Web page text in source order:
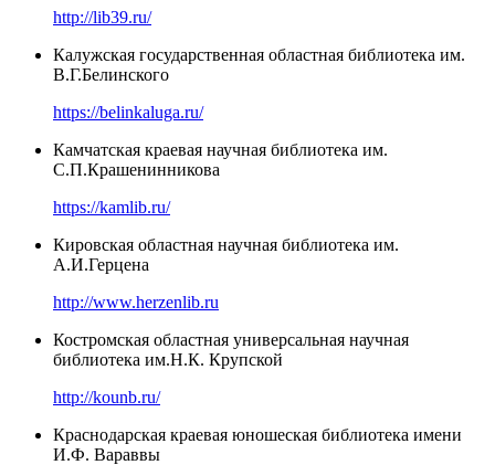
http://lib39.ru/
Калужская государственная областная библиотека им.
В.Г.Белинского
https://belinkaluga.ru/
Камчатская краевая научная библиотека им.
С.П.Крашенинникова
https://kamlib.ru/
Кировская областная научная библиотека им.
А.И.Герцена
http://www.herzenlib.ru
Костромская областная универсальная научная
библиотека им.Н.К. Крупской
http://kounb.ru/
Краснодарская краевая юношеская библиотека имени
И.Ф. Вараввы